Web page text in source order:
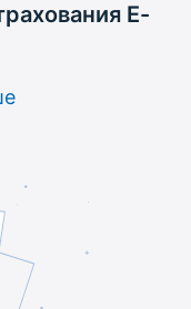
Е-